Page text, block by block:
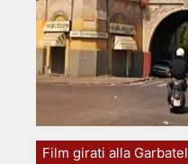
Film girati alla